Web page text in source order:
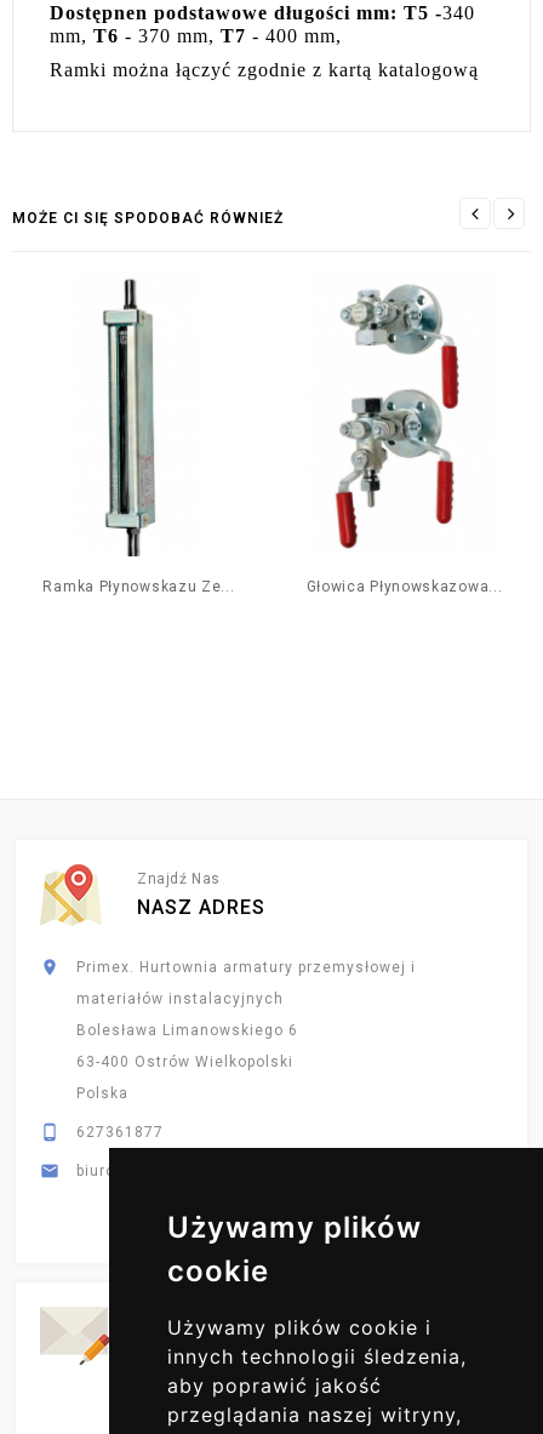
Używamy plików
cookie
Używamy plików cookie i
innych technologii śledzenia,
aby poprawić jakość
przeglądania naszej witryny,
Dostępnen podstawowe długości mm: T5 -340
mm, T6 - 370 mm, T7 - 400 mm,
Ramki można łączyć zgodnie z kartą katalogową
MOŻE CI SIĘ SPODOBAĆ RÓWNIEŻ
Ramka Płynowskazu Ze... Głowica Płynowskazowa...
Znajdź Nas
NASZ ADRES

Primex. Hurtownia armatury przemysłowej i
materiałów instalacyjnych
Bolesława Limanowskiego 6
63-400 Ostrów Wielkopolski
Polska
 627361877
 biuro@primex-hurt.pl
Codzienne Aktualizacje
ZAPISZ SIĘ DO NAS